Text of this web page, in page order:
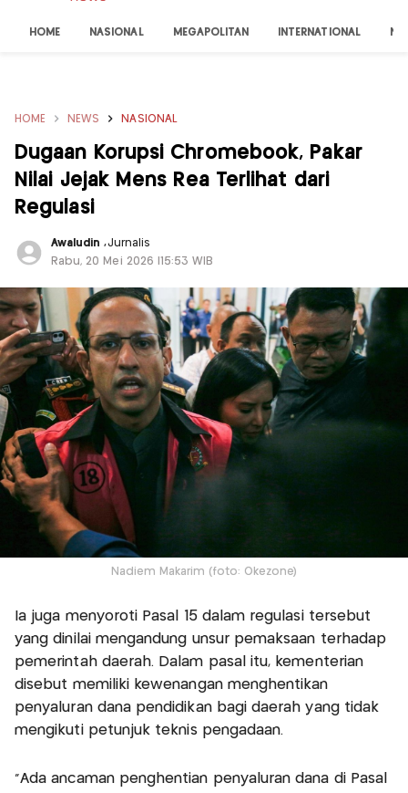
HOME NASIONAL MEGAPOLITAN INTERNATIONAL
HOME NEWS NASIONAL
Dugaan Korupsi Chromebook, Pakar
Nilai Jejak Mens Rea Terlihat dari
Regulasi
Awaludin,Jurnalis
Rabu, 20 Mei 2026 |15:53 WIB
Nadiem Makarim (foto: Okezone)
Ia juga menyoroti Pasal 15 dalam regulasi tersebut
yang dinilai mengandung unsur pemaksaan terhadap
pemerintah daerah. Dalam pasal itu, kementerian
disebut memiliki kewenangan menghentikan
penyaluran dana pendidikan bagi daerah yang tidak
mengikuti petunjuk teknis pengadaan.
“Ada ancaman penghentian penyaluran dana di Pasal